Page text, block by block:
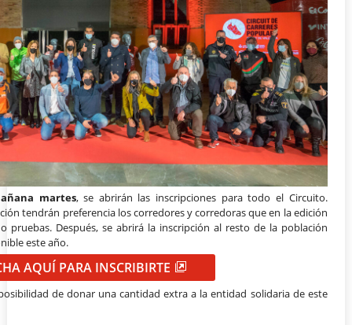
martes, se abrirán las inscripciones para todo el Circuito.
tendrán preferencia los corredores y corredoras que en la edición
pruebas. Después, se abrirá la inscripción al resto de la población
este año.
AQUÍ PARA INSCRIBIRTE
de donar una cantidad extra a la entidad solidaria de este